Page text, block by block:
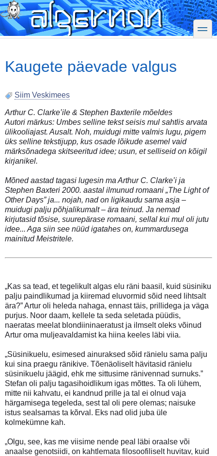
Skip
to
main
content
toggle
Kaugete päevade valgus
Siim Veskimees
Arthur C. Clarke’ile & Stephen Baxterile mõeldes
Autori märkus: Umbes selline tekst seisis mul sahtlis arvata
ülikooliajast. Ausalt. Noh, muidugi mitte valmis lugu, pigem
üks selline tekstijupp, kus osade lõikude asemel vaid
märksõnadega skitseeritud idee; usun, et selliseid on kõigil
kirjanikel.
Mõned aastad tagasi lugesin ma Arthur C. Clarke’i ja
Stephen Baxteri 2000. aastal ilmunud romaani „The Light of
Other Days” ja... nojah, nad on ligikaudu sama asja –
muidugi palju põhjalikumalt – ära teinud. Ja nemad
kirjutasid tõsise, suurepärase romaani, sellal kui mul oli jutu
idee... Aga siin see nüüd igatahes on, kummardusega
mainitud Meistritele.
„Kas sa tead, et tegelikult algas elu räni baasil, kuid süsiniku
palju paindlikumad ja kiiremad eluvormid sõid need lihtsalt
ära?” Artur oli heleda nahaga, ennast täis, prillidega ja väga
purjus. Noor daam, kellele ta seda seletada püüdis,
naeratas meelat blondiininaeratust ja ilmselt oleks võinud
Artur oma muljeavaldamist ka hiina keeles läbi viia.
„Süsinikuelu, esimesed ainuraksed sõid ränielu sama palju
kui sina praegu ränikive. Tõenäoliselt hävitasid ränielu
süsinikuelu jäägid, ehk me sittusime ränivennad surnuks.”
Stefan oli palju tagasihoidlikum igas mõttes. Ta oli lühem,
mitte nii kahvatu, ei kandnud prille ja tal ei olnud vaja
härgamisega tegeleda, sest tal oli pere olemas; naisuke
istus sealsamas ta kõrval. Eks nad olid juba üle
kolmekümne kah.
„Olgu, see, kas me viisime nende peal läbi oraalse või
anaalse genotsiidi, on kahtlemata filosoofiliselt huvitav, kuid